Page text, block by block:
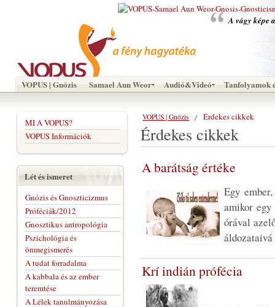
A vágy képe
VOPUS | Gnózis Samael Aun Weor Audió&Videó Tanfolyamok
VOPUS | Gnózis Érdekes cikkek
Érdekes cikkek
A barátság értéke
Egy
amikor
órával
Krí indián prófécia
MI A VOPUS?
VOPUS Információk
Lét és ismeret
Gnózis és Gnoszticizmus
Próféciák/2012
Gnosztikus antropológia
Pszichológia és
önmegismerés
A tudat forradalma
A kabbala és az ember
teremtése
A Lélek tanulmányozása